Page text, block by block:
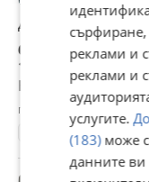
Дава под наем 2-
675 €
1 320,19 лв
Не се начислява
гр. София, Зона Б-19,
ет. 1
сърфиране,
реклами и
реклами и
услугите.
(183)може
данните ви